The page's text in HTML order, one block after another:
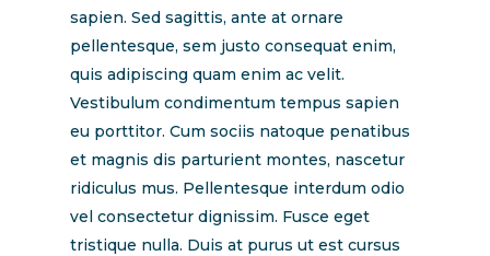
sapien. Sed sagittis, ante at ornare
pellentesque, sem justo consequat enim,
quis adipiscing quam enim ac velit.
Vestibulum condimentum tempus sapien
eu porttitor. Cum sociis natoque penatibus
et magnis dis parturient montes, nascetur
ridiculus mus. Pellentesque interdum odio
vel consectetur dignissim. Fusce eget
tristique nulla. Duis at purus ut est cursus